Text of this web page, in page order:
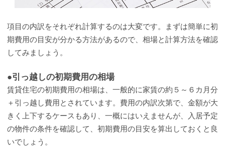
項目の内訳をそれぞれ計算するのは大変です。まずは簡単に初
期費用の目安が分かる方法があるので、相場と計算方法を確認
してみましょう。
●引っ越しの初期費用の相場
賃貸住宅の初期費用の相場は、一般的に家賃の約５～６カ月分
＋引っ越し費用とされています。費用の内訳次第で、金額が大
きく上下するケースもあり、一概にはいえませんが、入居予定
の物件の条件を確認して、初期費用の目安を算出しておくと良
いでしょう。